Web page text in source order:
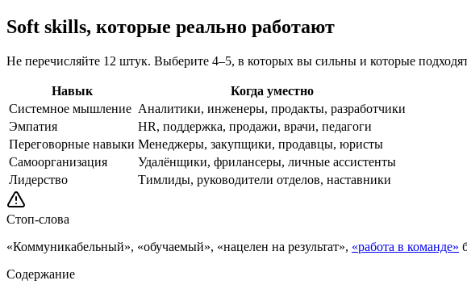
Soft skills, которые реально работают
Не перечисляйте 12 штук. Выберите 4–5, в которых вы сильны и которые
Навык
Когда уместно
Системное мышление Аналитики, инженеры, продакты, разработчики
Эмпатия
HR, поддержка, продажи, врачи, педагоги
Переговорные навыки Менеджеры, закупщики, продавцы, юристы
Самоорганизация
Удалёнщики, фрилансеры, личные ассистенты
Лидерство
Тимлиды, руководители отделов, наставники
Стоп-слова
«Коммуникабельный», «обучаемый», «нацелен на результат», «работа в команде»
Содержание